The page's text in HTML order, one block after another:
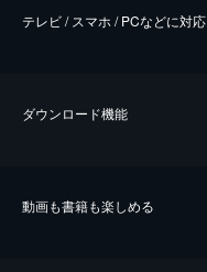
テレビ / スマホ / PCなどに対応
ダウンロード機能
動画も書籍も楽しめる